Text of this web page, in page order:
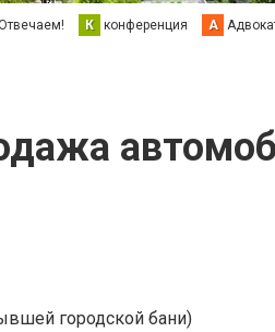
К конференция А
городской бани)